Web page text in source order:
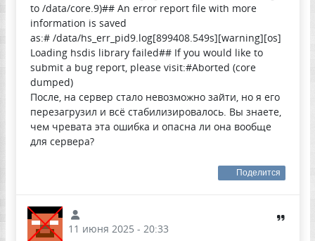
to /data/core.9)## An error report file with more
information is saved
as:# /data/hs_err_pid9.log[899408.549s][warning][os]
Loading hsdis library failed## If you would like to
submit a bug report, please visit:#Aborted (core
dumped)
После, на сервер стало невозможно зайти, но я его
перезагрузил и всё стабилизировалось. Вы знаете,
чем чревата эта ошибка и опасна ли она вообще
для сервера?
Поделится
11 июня 2025 - 20:33